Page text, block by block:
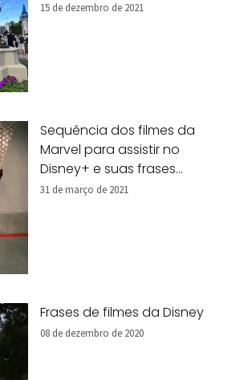
15 de dezembro de 2021
Sequência dos filmes da
Marvel para assistir no
Disney+ e suas frases
marcantes
31 de março de 2021
Frases de filmes da Disney
08 de dezembro de 2020